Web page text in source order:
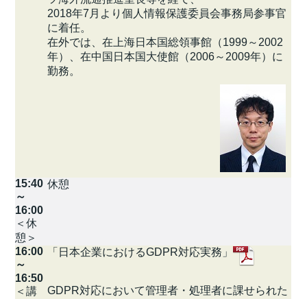
2018年7月より個人情報保護委員会事務局参事官
に着任。
在外では、在上海日本国総領事館（1999～2002
年）、在中国日本国大使館（2006～2009年）に
勤務。
15:40
～
16:00
＜休
憩＞
休憩
16:00
～
16:50
＜講
「日本企業におけるGDPR対応実務」
GDPR対応において管理者・処理者に課せられた